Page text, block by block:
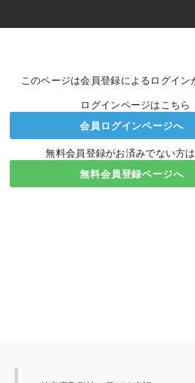
このページは会員登録によるログイン
ログインページはこちら
会員ログインページへ
無料会員登録がお済みでない方
無料会員登録ページへ